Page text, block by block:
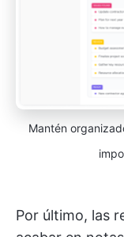
Mantén
Por último, las